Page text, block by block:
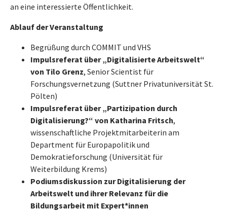
an eine interessierte Öffentlichkeit.
Ablauf der Veranstaltung
Begrüßung durch COMMIT und VHS
Impulsreferat über „Digitalisierte Arbeitswelt“
von Tilo Grenz, Senior Scientist für
Forschungsvernetzung (Suttner Privatuniversität St.
Pölten)
Impulsreferat über „Partizipation durch
Digitalisierung?“ von Katharina Fritsch,
wissenschaftliche Projektmitarbeiterin am
Department für Europapolitik und
Demokratieforschung (Universität für
Weiterbildung Krems)
Podiumsdiskussion zur Digitalisierung der
Arbeitswelt und ihrer Relevanz für die
Bildungsarbeit mit Expert*innen